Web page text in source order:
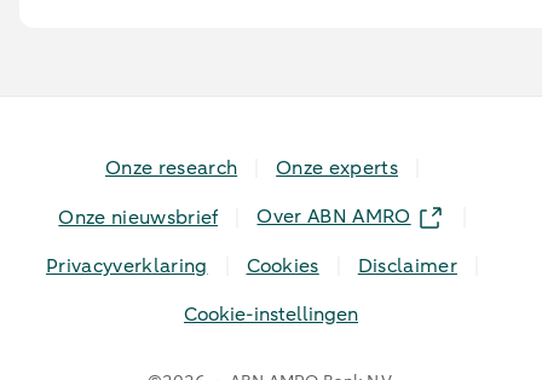
intensiteit en het verbeteren van de efficiëntie
economische groei van energieverbruik, waardoor
concurrentievermogen wordt versterkt en de
hergebruik van grondstoffen maken landen minder
opslagcapaciteit, raffinaderijen en
Onze research
Onze experts
Onze nieuwsbrief
Over ABN AMRO
Privacyverklaring
Cookies
Disclaimer
Cookie-instellingen